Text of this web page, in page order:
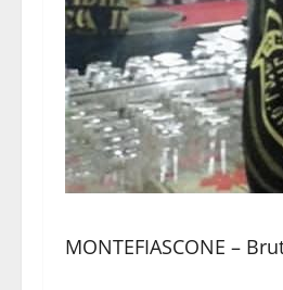
MONTEFIASCONE –